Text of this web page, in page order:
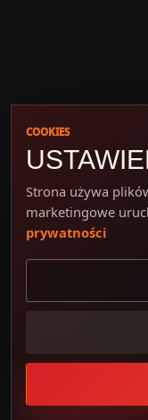
COOKIES
Strona używa
marketingowe
prywatności